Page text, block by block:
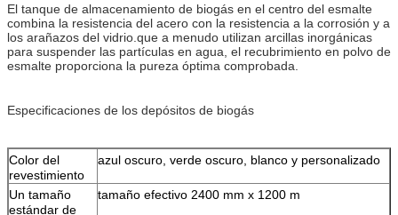
El tanque de almacenamiento de biogás en el centro del esmalte
combina la resistencia del acero con la resistencia a la corrosión y a
los arañazos del vidrio.que a menudo utilizan arcillas inorgánicas
para suspender las partículas en agua, el recubrimiento en polvo de
esmalte proporciona la pureza óptima comprobada.
Especificaciones de los depósitos de biogás
Color del
revestimiento
azul oscuro, verde oscuro, blanco y personalizado
Un tamaño
estándar de
tamaño efectivo 2400 mm x 1200 m